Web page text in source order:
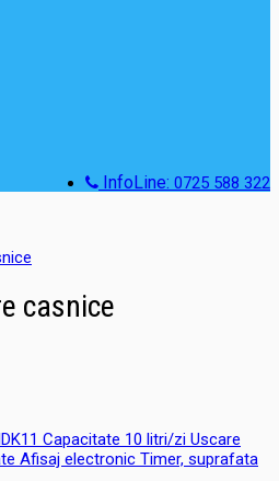
InfoLine: 0725 588 322
casnice